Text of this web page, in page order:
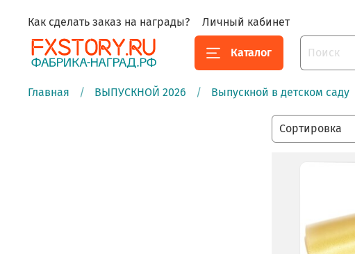
Как сделать заказ на награды? Личный кабинет
Каталог
Главная ВЫПУСКНОЙ 2026 Выпускной в детском саду